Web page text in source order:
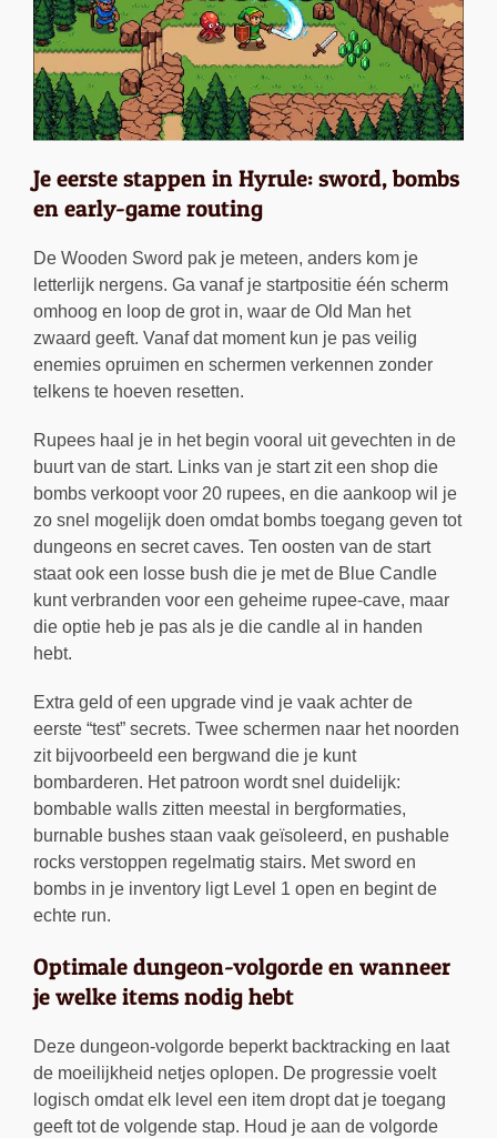
Je eerste stappen in Hyrule: sword, bombs
en early-game routing
De Wooden Sword pak je meteen, anders kom je
letterlijk nergens. Ga vanaf je startpositie één scherm
omhoog en loop de grot in, waar de Old Man het
zwaard geeft. Vanaf dat moment kun je pas veilig
enemies opruimen en schermen verkennen zonder
telkens te hoeven resetten.
Rupees haal je in het begin vooral uit gevechten in de
buurt van de start. Links van je start zit een shop die
bombs verkoopt voor 20 rupees, en die aankoop wil je
zo snel mogelijk doen omdat bombs toegang geven tot
dungeons en secret caves. Ten oosten van de start
staat ook een losse bush die je met de Blue Candle
kunt verbranden voor een geheime rupee-cave, maar
die optie heb je pas als je die candle al in handen
hebt.
Extra geld of een upgrade vind je vaak achter de
eerste “test” secrets. Twee schermen naar het noorden
zit bijvoorbeeld een bergwand die je kunt
bombarderen. Het patroon wordt snel duidelijk:
bombable walls zitten meestal in bergformaties,
burnable bushes staan vaak geïsoleerd, en pushable
rocks verstoppen regelmatig stairs. Met sword en
bombs in je inventory ligt Level 1 open en begint de
echte run.
Optimale dungeon-volgorde en wanneer
je welke items nodig hebt
Deze dungeon-volgorde beperkt backtracking en laat
de moeilijkheid netjes oplopen. De progressie voelt
logisch omdat elk level een item dropt dat je toegang
geeft tot de volgende stap. Houd je aan de volgorde